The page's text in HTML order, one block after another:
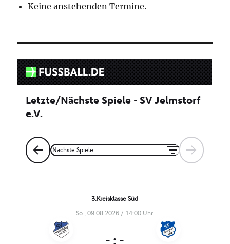
Keine anstehenden Termine.